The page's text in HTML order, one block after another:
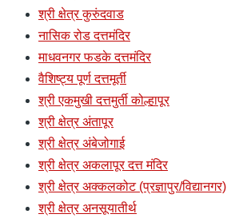
श्री क्षेत्र कुरुंदवाड
नासिक रोड दत्तमंदिर
माधवनगर फडके दत्तमंदिर
वैशिष्ट्य पूर्ण दत्तमूर्ती
श्री एकमुखी दत्तमुर्ती कोल्हापूर
श्री क्षेत्र अंतापूर
श्री क्षेत्र अंबेजोगाई
श्री क्षेत्र अकलापूर दत्त मंदिर
श्री क्षेत्र अक्कलकोट (प्रज्ञापुर/विद्यानगर)
श्री क्षेत्र अनसूयातीर्थ